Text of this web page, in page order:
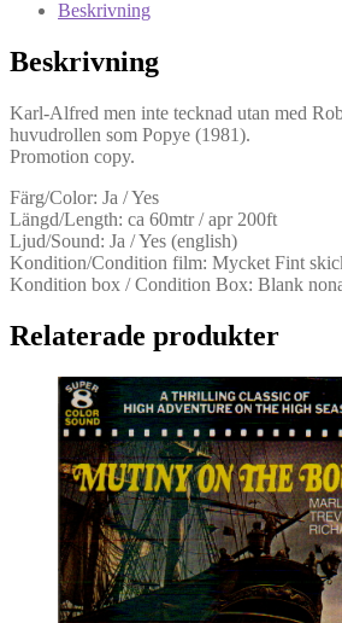
Williams
Promo
-
(Super
Ljud)
mängd
Beskrivning
Beskrivning
Karl-Alfred men inte tecknad utan med
huvudrollen som Popye (1981).
Promotion copy.
Färg/Color: Ja / Yes
Längd/Length: ca 60mtr / apr 200ft
Ljud/Sound: Ja / Yes (english)
Kondition/Condition film: Mycket Fint
Kondition box / Condition Box: Blank
Relaterade produkter